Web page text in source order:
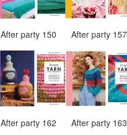
After party 150 After party
After party 162 After party